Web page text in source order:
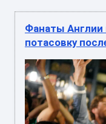
Фанаты Англии
потасовку